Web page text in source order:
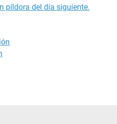
píldora del día siguiente.